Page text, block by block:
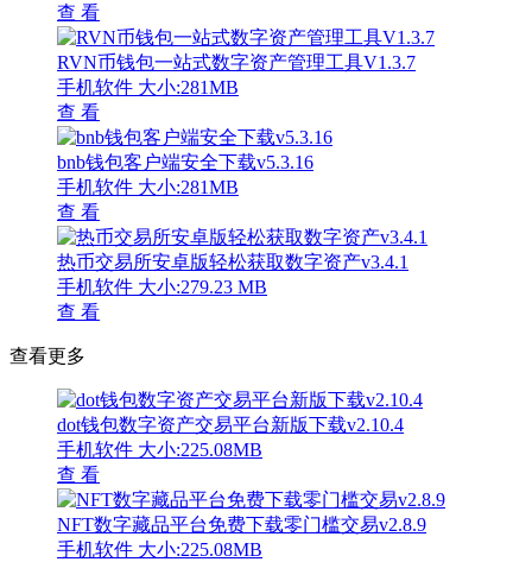
查 看
RVN币钱包一站式数字资产管理工具V1.3.7
手机软件 大小:281MB
查 看
bnb钱包客户端安全下载v5.3.16
手机软件 大小:281MB
查 看
热币交易所安卓版轻松获取数字资产v3.4.1
手机软件 大小:279.23 MB
查 看
查看更多
dot钱包数字资产交易平台新版下载v2.10.4
手机软件 大小:225.08MB
查 看
NFT数字藏品平台免费下载零门槛交易v2.8.9
手机软件 大小:225.08MB